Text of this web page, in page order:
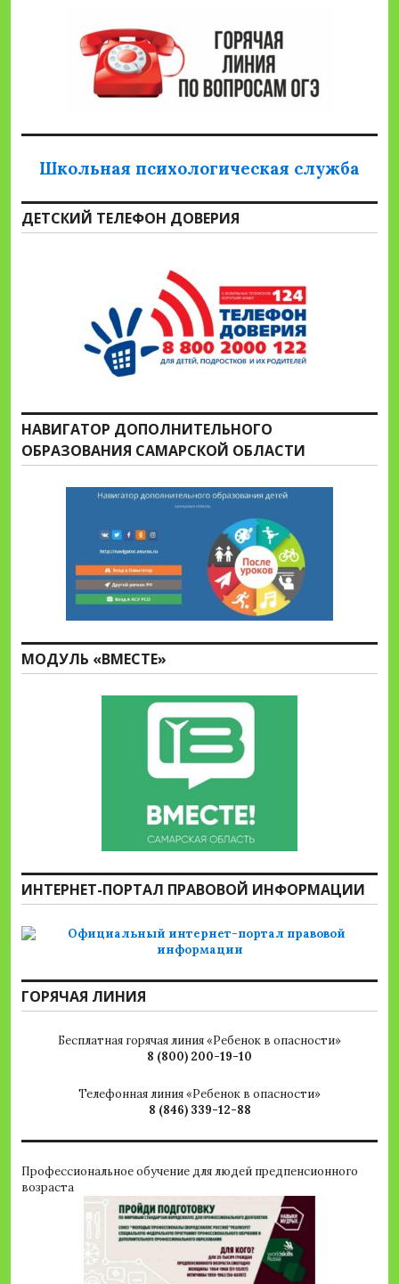
Школьная психологическая служба
ДЕТСКИЙ ТЕЛЕФОН ДОВЕРИЯ
НАВИГАТОР ДОПОЛНИТЕЛЬНОГО
ОБРАЗОВАНИЯ САМАРСКОЙ ОБЛАСТИ
МОДУЛЬ «ВМЕСТЕ»
ИНТЕРНЕТ-ПОРТАЛ ПРАВОВОЙ ИНФОРМАЦИИ
ГОРЯЧАЯ ЛИНИЯ
Бесплатная горячая линия «Ребенок в опасности»
8 (800) 200-19-10
Телефонная линия «Ребенок в опасности»
8 (846) 339-12-88
Профессиональное обучение для людей предпенсионного
возраста